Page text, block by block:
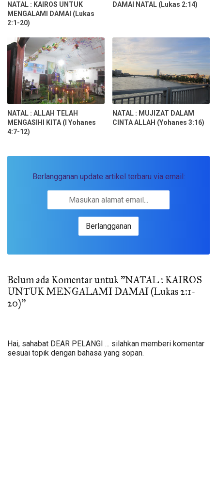
NATAL : KAIROS UNTUK
MENGALAMI DAMAI (Lukas
2:1-20)
DAMAI NATAL (Lukas 2:14)
NATAL : ALLAH TELAH
MENGASIHI KITA (I Yohanes
4:7-12)
NATAL : MUJIZAT DALAM
CINTA ALLAH (Yohanes 3:16)
Berlangganan update artikel terbaru via email:
Belum ada Komentar untuk "NATAL : KAIROS
UNTUK MENGALAMI DAMAI (Lukas 2:1-
20)"
Hai, sahabat DEAR PELANGI ... silahkan memberi komentar
sesuai topik dengan bahasa yang sopan.